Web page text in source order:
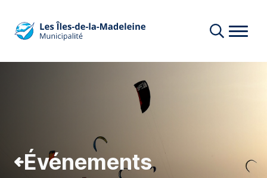
Événements